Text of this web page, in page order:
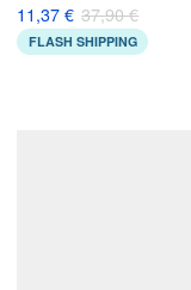
11,37 € 37,90 €
FLASH SHIPPING